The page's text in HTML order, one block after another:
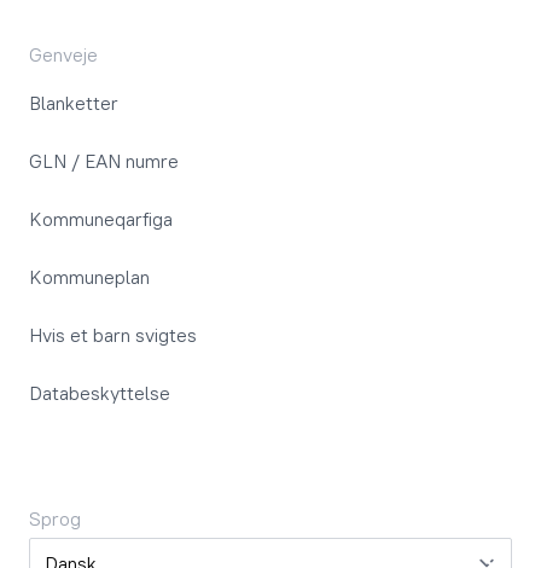
Genveje
Blanketter
GLN / EAN numre
Kommuneqarfiga
Kommuneplan
Hvis et barn svigtes
Databeskyttelse
Sprog
Sprog